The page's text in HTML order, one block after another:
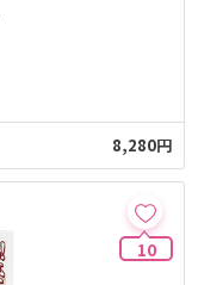
8,280円
10